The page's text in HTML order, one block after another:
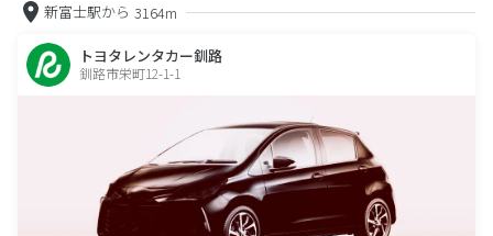
新富士駅から 3164m
トヨタレンタカー釧路
釧路市栄町12-1-1